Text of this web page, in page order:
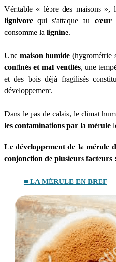
Véritable « lèpre des maisons »,
lignivorequi s'attaque au cœur
consomme la lignine.
Une maison humide (hygrométrie
confinés et mal ventilés, une
et des bois déjà fragilisés
développement.
Dans le pas-de-calais, le climat
les contaminations par la mérule
Le développement de la mérule
conjonction de plusieurs facteurs :
■ LA MÉRULE EN BREF